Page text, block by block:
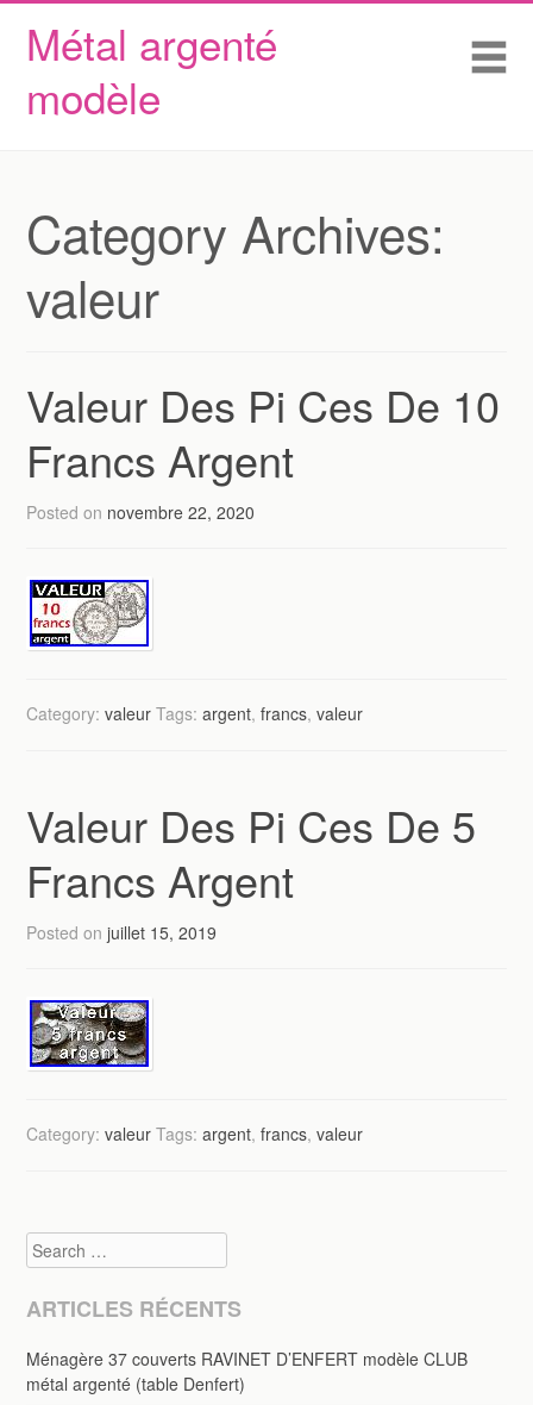
Métal argenté
modèle
Skip to content
Accueil
Conditions d’utilisation
Category Archives:
valeur
Valeur Des Pi Ces De 10
Francs Argent
Posted on novembre 22, 2020
Category:valeur Tags:argent,francs,valeur
Valeur Des Pi Ces De 5
Francs Argent
Posted onjuillet 15, 2019
Category:valeur Tags:argent,francs,valeur
Search
ARTICLES RÉCENTS
Ménagère 37 couverts RAVINET D’ENFERT modèle CLUB
métal argenté (table Denfert)